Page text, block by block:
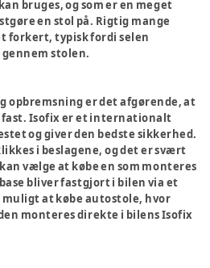
bruges, og som er en meget
en stol på. Rigtig mange
forkert, typisk fordi selen
stolen.
opbremsning er det afgørende, at
Isofix er et internationalt
og giver den bedste sikkerhed.
i beslagene, og det er svært
vælge at købe en som monteres
bliver fastgjort i bilen via et
muligt at købe autostole, hvor
monteres direkte i bilens Isofix